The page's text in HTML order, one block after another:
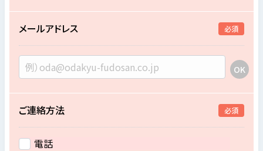
メールアドレス 必須
ご連絡方法 必須
電話